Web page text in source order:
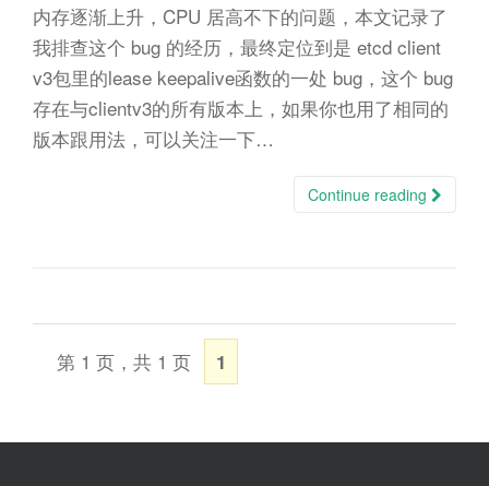
内存逐渐上升，CPU 居高不下的问题，本文记录了
我排查这个 bug 的经历，最终定位到是 etcd client
v3包里的lease keepalive函数的一处 bug，这个 bug
存在与clientv3的所有版本上，如果你也用了相同的
版本跟用法，可以关注一下…
Continue reading
第 1 页，共 1 页 1